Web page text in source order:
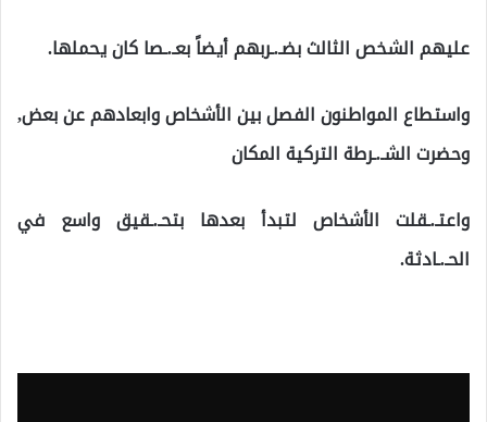
عليهم الشخص الثالث بضـ.ـربهم أيضاً بعـ.ـصا كان يحملها.
واستطاع المواطنون الفصل بين الأشخاص وابعادهم عن بعض,
وحضرت الشـ.ـرطة التركية المكان
واعتـ.ـقلت الأشخاص لتبدأ بعدها بتحـ.ـقيق واسع في
الحـ.ـادثة.